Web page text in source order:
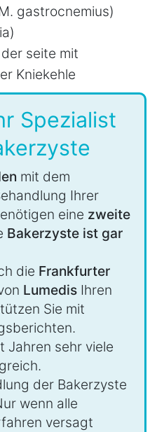
gastrocnemius)
seite mit
Kniekehle
Spezialist
mit dem
Ihrer
eine zweite
Bakerzyste ist gar
die Frankfurter
Lumedis Ihren
Sie mit
Jahren sehr viele
der Bakerzyste
wenn alle
versagt